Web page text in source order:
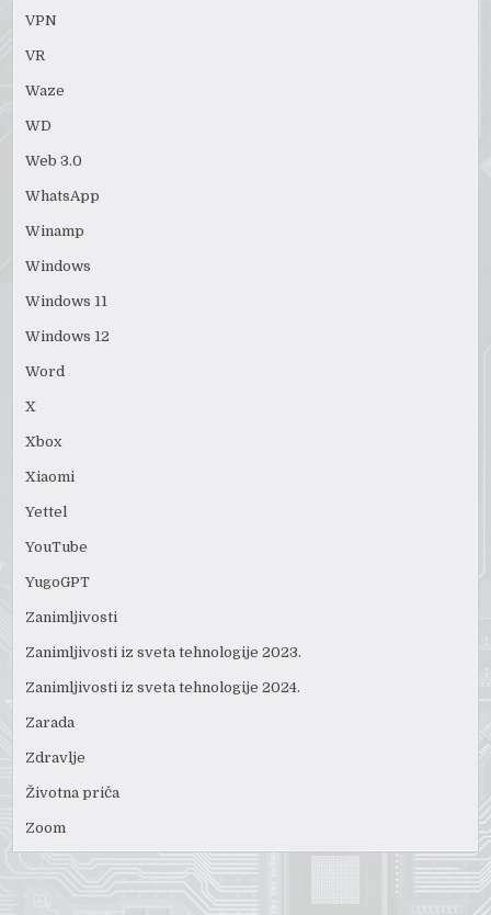
VPN
VR
Waze
WD
Web 3.0
WhatsApp
Winamp
Windows
Windows 11
Windows 12
Word
X
Xbox
Xiaomi
Yettel
YouTube
YugoGPT
Zanimljivosti
Zanimljivosti iz sveta tehnologije 2023.
Zanimljivosti iz sveta tehnologije 2024.
Zarada
Zdravlje
Životna priča
Zoom